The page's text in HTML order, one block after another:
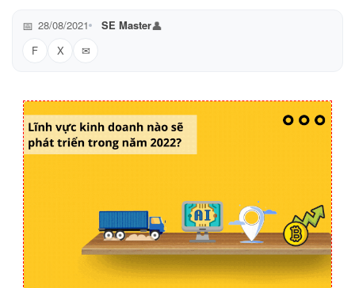
28/08/2021
SE Master
F
X